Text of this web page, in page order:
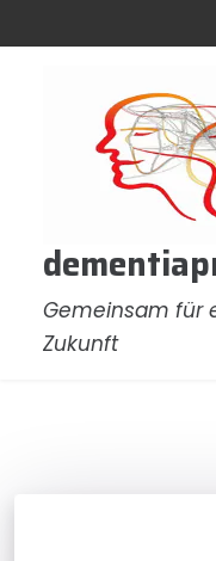
Gemeinsam für
Zukunft